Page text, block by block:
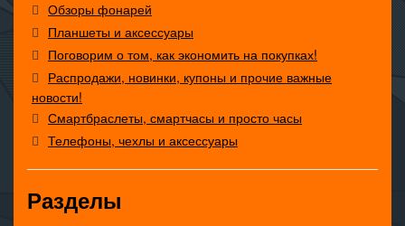
Обзоры фонарей
Планшеты и аксессуары
Поговорим о том, как экономить на покупках!
Распродажи, новинки, купоны и прочие важные
новости!
Смартбраслеты, смартчасы и просто часы
Телефоны, чехлы и аксессуары
Разделы